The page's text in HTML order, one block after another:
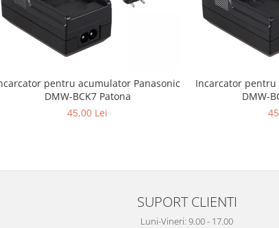
pentru acumulator Panasonic
DMW-BCK7 Patona
45,00 Lei
Incarcator pentru
DMW-
SUPORT CLIENTI
Luni-Vineri: 9.00 - 17.00